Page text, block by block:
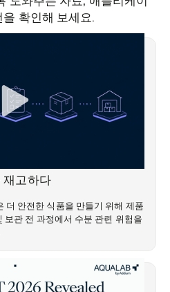
확인해 보세요.
재고하다
더 안전한 식품을 만들기 위해 제품
보관 전 과정에서 수분 관련 위험을